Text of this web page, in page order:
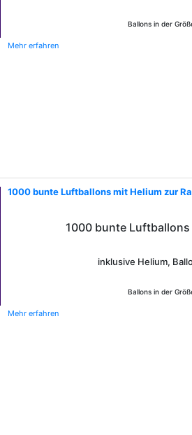
Ballons in der
Mehr erfahren
1000 bunte Luftballons mit Helium zur
1000 bunte
inklusive Helium,
Ballons in der
Mehr erfahren